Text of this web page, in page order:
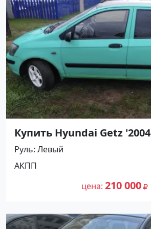
Купить Hyundai Getz
(1300/82 л.с.) Бензин
Крымск цвет Зеленый
цене 210000 рублей,
№27348 на сайте
Руль Левый
АКПП
цена 210 000